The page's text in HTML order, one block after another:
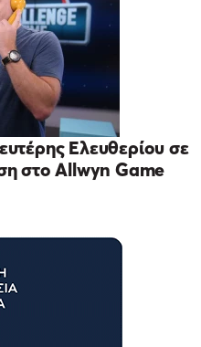
Ελευθερίου σε
στο Allwyn Game